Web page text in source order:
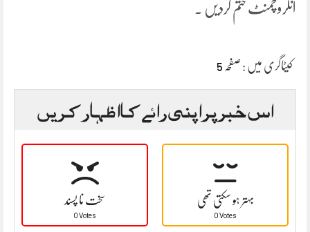
انکروچمنٹ ختم کردیں ۔
کیٹاگری میں : صفحہ 5
اس خبر پر اپنی رائے کا اظہار کریں
سخت نا پسند
0 Votes
بہتر ہو سکتی تھی
0 Votes